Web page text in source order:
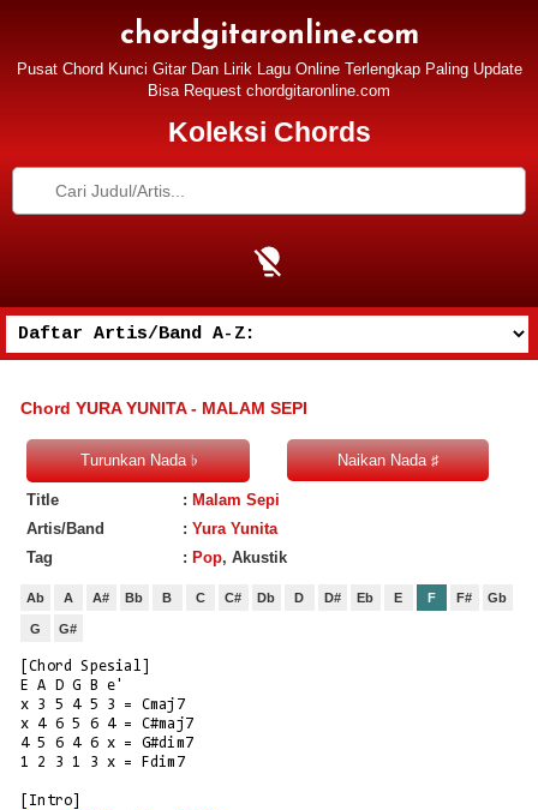
chordgitaronline.com
Pusat Chord Kunci Gitar Dan Lirik Lagu Online Terlengkap Paling Update
Bisa Request chordgitaronline.com
Koleksi Chords
Chord YURA YUNITA - MALAM SEPI
Title : Malam Sepi
Artis/Band
: Yura Yunita
Tag
: Pop, Akustik
Ab A A# Bb B C C# Db D D# Eb E F F# Gb
G G#
[Chord Spesial]
E A D G B e'
x 3 5 4 5 3 = Cmaj7
x 4 6 5 6 4 = C#maj7
4 5 6 4 6 x = G#dim7
1 2 3 1 3 x = Fdim7
[Intro]